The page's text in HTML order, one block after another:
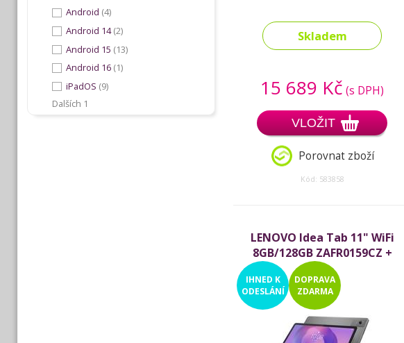
Skladem
15 689 Kč (s DPH)
VLOŽIT
Porovnat zboží
Kód: 583858
LENOVO Idea Tab 11" WiFi
8GB/128GB ZAFR0159CZ +
flipové pouzdro a dotykové
pero
IHNED K
ODESLÁNÍ
DOPRAVA
ZDARMA
Android (4)
Android 14(2)
Android 15 (13)
Android 16 (1)
iPadOS (9)
Dalších 1